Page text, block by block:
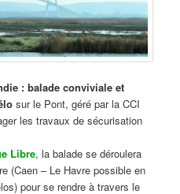
: balade conviviale et
sur le Pont, géré par la CCI
les travaux de sécurisation
Libre, la balade se déroulera
(Caen – Le Havre possible en
pour se rendre à travers le